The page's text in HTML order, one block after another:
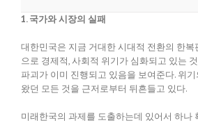
1. 국가와 시장의 실패
대한민국은 지금 거대한 시대적 전환의 한복
으로 경제적, 사회적 위기가 심화되고 있는
파괴가 이미 진행되고 있음을 보여준다. 위
왔던 모든 것을 근저로부터 뒤흔들고 있다.
미래한국의 과제를 도출하는데 있어서 하나